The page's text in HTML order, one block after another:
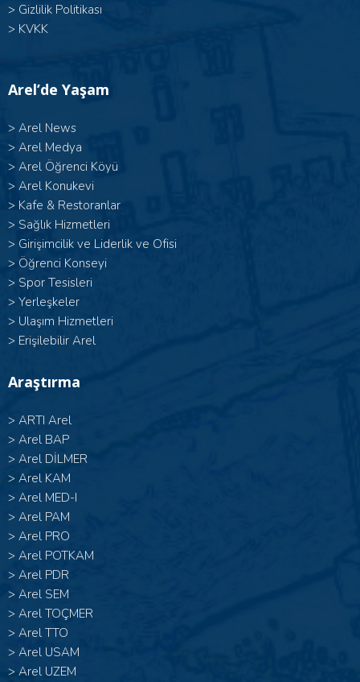
> Gizlilik Politikası
> KVKK
Arel’de Yaşam
> Arel News
> Arel Medya
> Arel Öğrenci Köyü
> Arel Konukevi
> Kafe & Restoranlar
> Sağlık Hizmetleri
> Girişimcilik ve Liderlik ve Ofisi
> Öğrenci Konseyi
> Spor Tesisleri
> Yerleşkeler
> Ulaşım Hizmetleri
> Erişilebilir Arel
Araştırma
> ARTI Arel
> Arel BAP
> Arel DİLMER
> Arel KAM
> Arel MED-I
> Arel PAM
> Arel PRO
> Arel POTKAM
> Arel PDR
> Arel SEM
> Arel TOÇMER
> Arel TTO
> Arel USAM
> Arel UZEM